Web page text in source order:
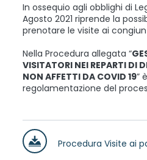
In ossequio agli obblighi di
Agosto 2021 riprende la
prenotare le visite ai
Nella Procedura allegata “
VISITATORI NEI REPARTI DI
NON AFFETTI DA COVID 19”
regolamentazione del
Procedura Visite ai